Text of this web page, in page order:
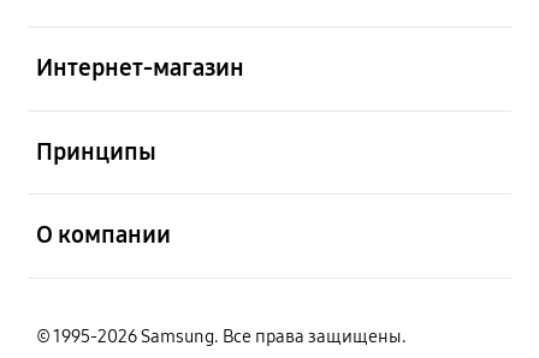
Интернет-магазин
Принципы
О компании
© 1995-2026 Samsung. Все права защищены.